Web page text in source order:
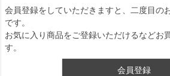
会員登録をしていただきますと、二度目の
です。
お気に入り商品をご登録いただけるなどお
す。
会員登録